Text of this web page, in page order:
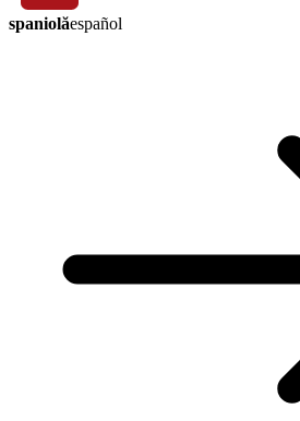
spaniolăespañol